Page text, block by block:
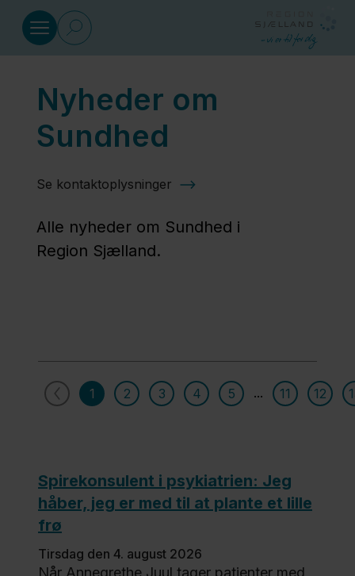
Sundhed
Social
og
miljø
Politik
uddannelse
Fagfolk
Nyheder
Nyheder om
Sundhed
Se kontaktoplysninger
Alle nyheder om Sundhed i
Region Sjælland.
1 2 3 4 5 ... 11 12
Spirekonsulent i psykiatrien: Jeg
håber, jeg er med til at plante et lille
frø
tirsdag den 4. august 2026
Når Annegrethe Juul tager patienter med